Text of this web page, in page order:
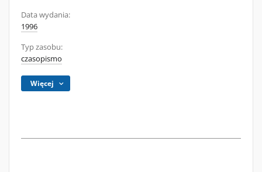
Data wydania:
1996
Typ zasobu:
czasopismo
Więcej